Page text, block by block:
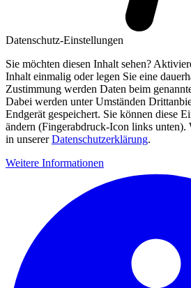
Datenschutz-Einstellungen
Sie möchten diesen Inhalt sehen?
Inhalt einmalig oder legen Sie eine
Zustimmung werden Daten beim
Dabei werden unter Umständen
Endgerät gespeichert. Sie können diese
ändern (Fingerabdruck-Icon links unten).
in unsererDatenschutzerklärung.
Weitere Informationen